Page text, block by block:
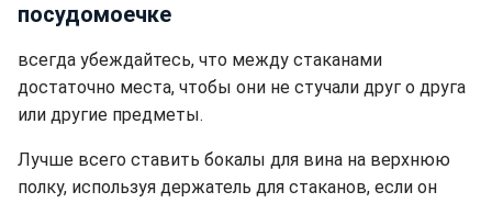
посудомоечке
всегда убеждайтесь, что между стаканами
достаточно места, чтобы они не стучали друг о друга
или другие предметы.
Лучше всего ставить бокалы для вина на верхнюю
полку, используя держатель для стаканов, если он